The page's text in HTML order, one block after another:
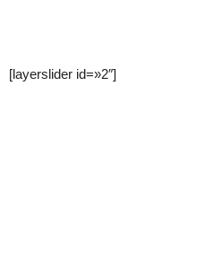
[layerslider id=»2″]